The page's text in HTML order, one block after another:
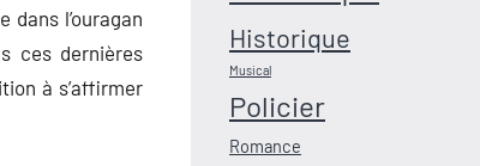
dans l’ouragan
ces dernières
à s’affirmer
Historique
Musical
Policier
Romance